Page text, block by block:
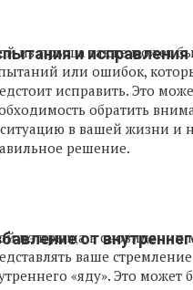
и исправления
из прыща также может
или ошибок,
исправить. Это
обратить
в вашей жизни и
решение.
от
из прыща в сновидении
ваше
«яду». Это может